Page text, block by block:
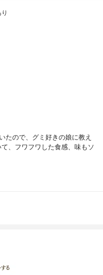
たので、グミ好きの娘に教え
、フワフワした食感、味もソ